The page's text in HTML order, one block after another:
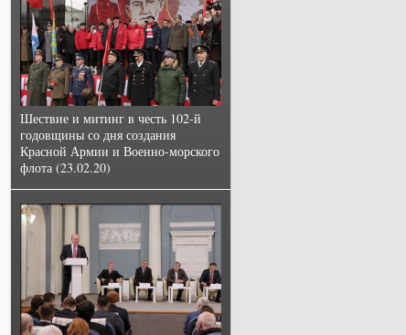
Шествие и митинг в честь 102-й
годовщины со дня создания
Красной Армии и Военно-морского
флота (23.02.20)